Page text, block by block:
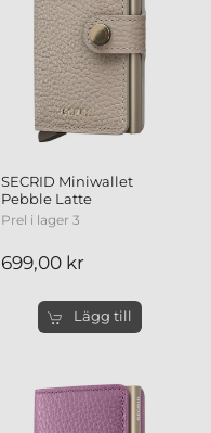
SECRID Miniwallet
Pebble Latte
Prel i lager 3
699,00 kr
Lägg till